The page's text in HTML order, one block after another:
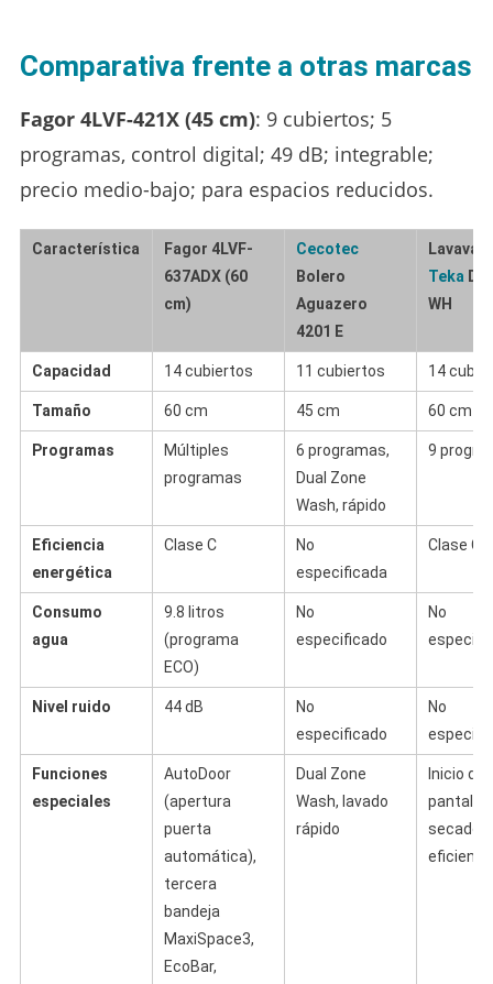
Comparativa frente a otras marcas
Fagor 4LVF-421X (45 cm): 9 cubiertos; 5
programas, control digital; 49 dB; integrable;
precio medio-bajo; para espacios reducidos.
Característica
Fagor 4LVF-
637ADX (60
cm)
Cecotec
Bolero
Aguazero
4201 E
Teka
WH
Capacidad 14 cubiertos 11 cubiertos 14
Tamaño 60 cm 45 cm 60 cm
Programas
Múltiples
programas
6 programas,
Dual Zone
Wash, rápido
9
Eficiencia
energética
Clase C
No
especificada
Clase C
Consumo
agua
9.8 litros
(programa
ECO)
No
especificado
No
Nivel ruido 44 dB
No
especificado
No
Funciones
especiales
AutoDoor
(apertura
puerta
automática),
tercera
bandeja
MaxiSpace3,
EcoBar,
Dual Zone
Wash, lavado
rápido
Inicio
pantalla
secado
eficiente